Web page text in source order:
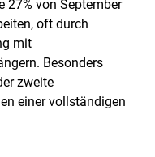
27% von September
oft durch
mit
Besonders
zweite
einer vollständigen